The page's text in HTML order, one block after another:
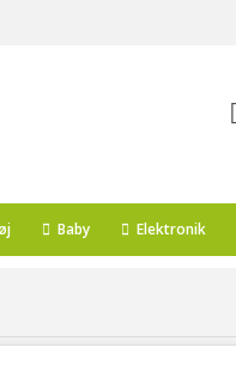
Baby Elektronik